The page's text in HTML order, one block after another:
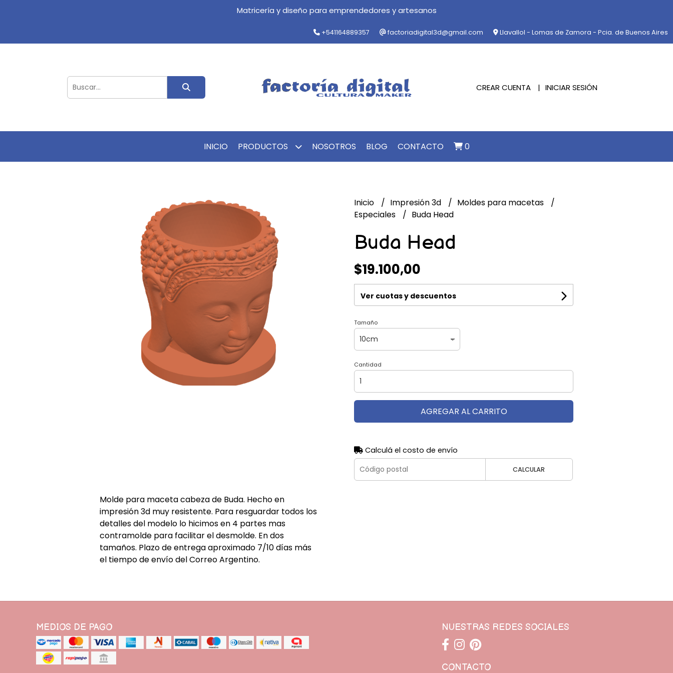
Matricería y diseño para emprendedores y artesanos
+541164889357 factoriadigital3d@gmail.com Llavallol - Lomas de Zamora - Pcia. de Buenos Aires
CREAR CUENTA INICIAR SESIÓN
INICIO PRODUCTOS NOSOTROS BLOG CONTACTO 0
Molde para maceta cabeza de Buda. Hecho en
impresión 3d muy resistente. Para resguardar todos los
detalles del modelo lo hicimos en 4 partes mas
contramolde para facilitar el desmolde. En dos
tamaños. Plazo de entrega aproximado 7/10 días más
el tiempo de envío del Correo Argentino.
Inicio Impresión 3d
Moldes para macetas
Especiales
Buda Head
Buda Head
$19.100,00
Ver cuotas y descuentos
Tamaño
Cantidad
AGREGAR AL CARRITO
Calculá el costo de envío
CALCULAR
MEDIOS DE PAGO NUESTRAS REDES SOCIALES
CONTACTO